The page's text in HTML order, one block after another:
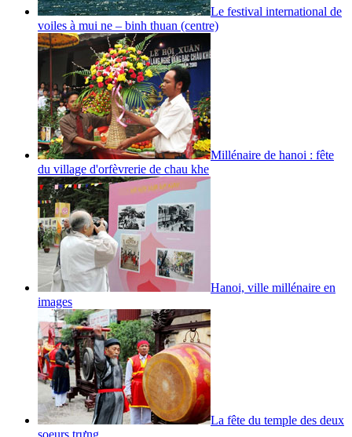
Le festival international de
voiles à mui ne – binh thuan (centre)
Millénaire de hanoi : fête
du village d'orfèvrerie de chau khe
Hanoi, ville millénaire en
images
La fête du temple des deux
soeurs trưng